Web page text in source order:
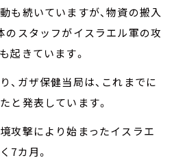
も続いていますが、物資の搬入
のスタッフがイスラエル軍の攻
起きています。
、ガザ保健当局は、これまでに
と発表しています。
攻撃により始まったイスラエ
7カ月。